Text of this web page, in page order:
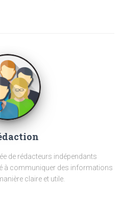
de rédacteurs indépendants
à communiquer des informations
claire et utile.